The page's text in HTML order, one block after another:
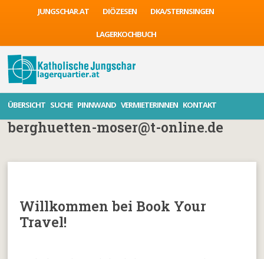
JUNGSCHAR.AT DIÖZESEN DKA/STERNSINGEN
LAGERKOCHBUCH
ÜBERSICHT SUCHE PINNWAND VERMIETERINNEN KONTAKT
berghuetten-moser@t-online.de
Willkommen bei Book Your
Travel!